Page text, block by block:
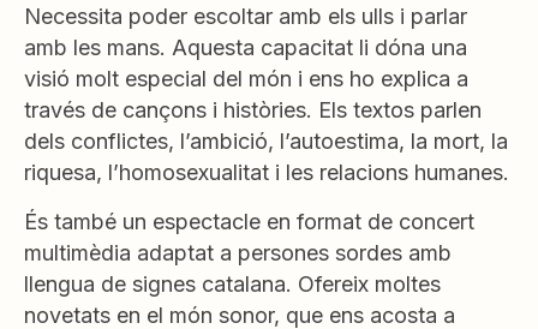
Necessita poder escoltar amb els ulls i parlar
amb les mans. Aquesta capacitat li dóna una
visió molt especial del món i ens ho explica a
través de cançons i històries. Els textos parlen
dels conflictes, l’ambició, l’autoestima, la mort, la
riquesa, l’homosexualitat i les relacions humanes.
És també un espectacle en format de concert
multimèdia adaptat a persones sordes amb
llengua de signes catalana. Ofereix moltes
novetats en el món sonor, que ens acosta a